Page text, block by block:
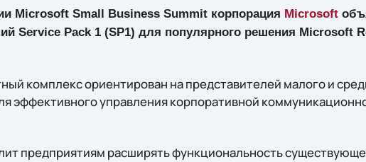
Microsoft Small Business Summit корпорация Microsoft
Service Pack 1 (SP1) для популярного решения Microsoft
комплекс ориентирован на представителей малого и
эффективного управления корпоративной
предприятиям расширять функциональность